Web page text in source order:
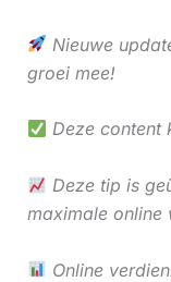
Nieuwe
groei mee!
Deze content
Deze tip is
maximale online
Online